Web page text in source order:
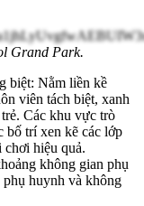
Grand Park.
biệt: Nằm liền kề
viên tách biệt, xanh
Các khu vực trò
bố trí xen kẽ các lớp
chơi hiệu quả.
không gian phụ
huynh và không